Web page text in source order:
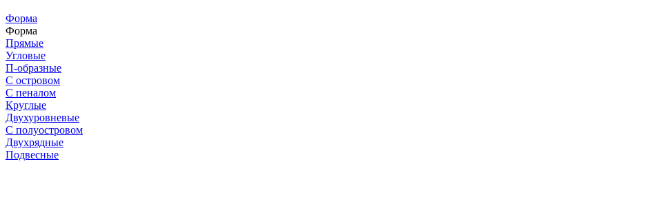
Форма
Форма
Прямые
Угловые
П-образные
С островом
С пеналом
Круглые
Двухуровневые
С полуостровом
Двухрядные
Подвесные